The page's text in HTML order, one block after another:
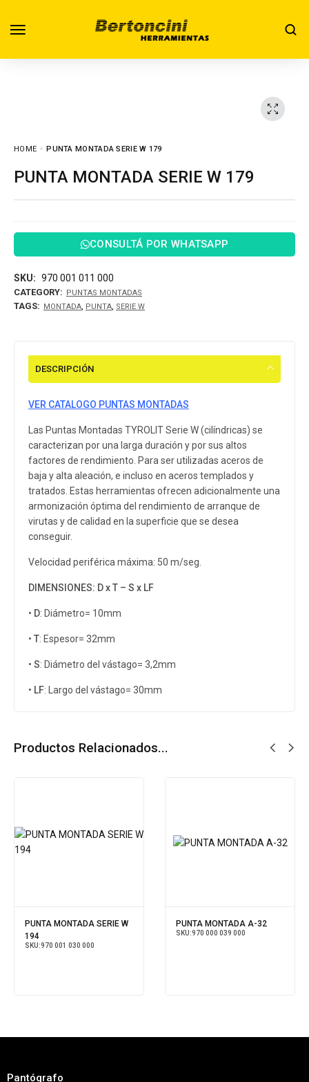
HOME PUNTA MONTADA SERIE W 179
PUNTA MONTADA SERIE W 179
CONSULTÁ POR WHATSAPP
SKU: 970 001 011 000
CATEGORY: PUNTAS MONTADAS
TAGS: MONTADA, PUNTA, SERIE W
DESCRIPCIÓN
VER CATALOGO PUNTAS MONTADAS
Las Puntas Montadas TYROLIT Serie W (cilíndricas) se
caracterizan por una larga duración y por sus altos
factores de rendimiento. Para ser utilizadas aceros de
baja y alta aleación, e incluso en aceros templados y
tratados. Estas herramientas ofrecen adicionalmente una
armonización óptima del rendimiento de arranque de
virutas y de calidad en la superficie que se desea
conseguir.
Velocidad periférica máxima: 50 m/seg.
DIMENSIONES: D x T – S x LF
• D: Diámetro= 10mm
• T: Espesor= 32mm
• S: Diámetro del vástago= 3,2mm
• LF: Largo del vástago= 30mm
Productos Relacionados...
PUNTA MONTADA SERIE W
194
SKU:970 001 030 000
PUNTA MONTADA A-32
SKU:970 000 039 000
Pantógrafo